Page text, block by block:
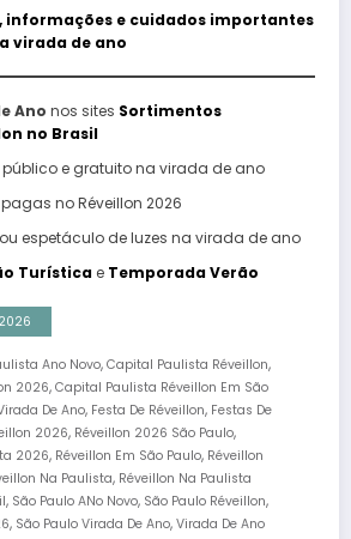
informações e cuidados importantes
virada de ano
Ano nos sites Sortimentos
no Brasil
público e gratuito na virada de ano
no Réveillon 2026
espetáculo de luzes na virada de ano
Turísticae Temporada Verão
Ano Novo, Capital Paulista Réveillon,
2026, Capital Paulista Réveillon Em São
De Ano, Festa De Réveillon, Festas De
2026, Réveillon 2026 São Paulo,
2026, Réveillon Em São Paulo, Réveillon
Na Paulista, Réveillon Na Paulista
, São Paulo ANo Novo, São Paulo Réveillon,
, São Paulo Virada De Ano, Virada De Ano